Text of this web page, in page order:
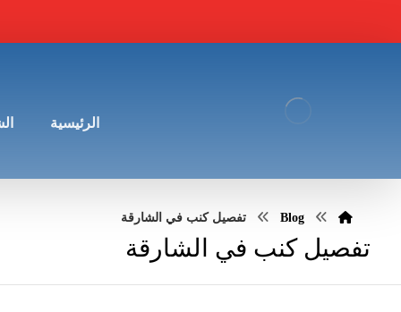
الرئيسية
Blog تفصيل كنب في الشارقة
تفصيل كنب في الشارقة